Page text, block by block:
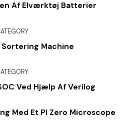
Af ​​elværktøj Batterier
Machine
Ved Hjælp Af Verilog
Med Et PI Zero Microscope